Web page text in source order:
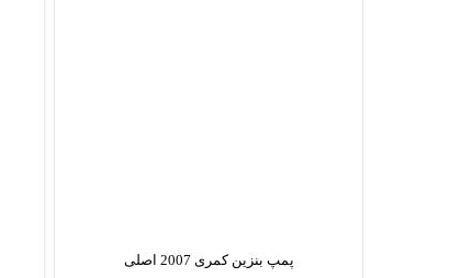
پمپ بنزین کمری 2007 اصلی